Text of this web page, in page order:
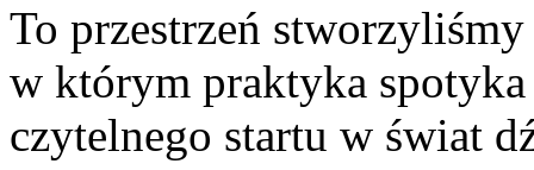
To przestrzeń
w którym praktyka spotyka
czytelnego startu w świat